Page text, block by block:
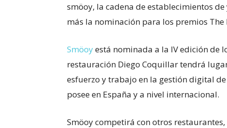
smöoy, la cadena de establecimientos
más la nominación para los premios
Smöoyestá nominada a la IV edición de
restauración Diego Coquillar tendrá
esfuerzo y trabajo en la gestión digital
posee en España y a nivel internacional.
Smöoy competirá con otros